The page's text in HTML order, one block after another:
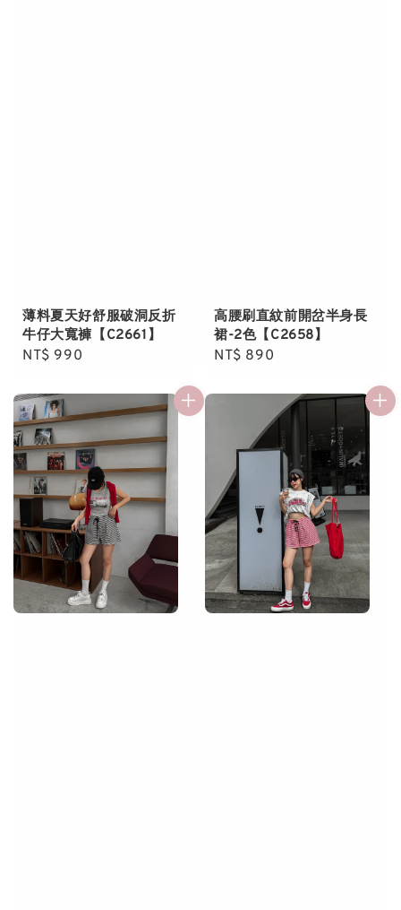
薄料夏天好舒服破洞反折
牛仔大寬褲【C2661】
Regular
NT$ 990
高腰刷直紋前開岔半身長
裙-2色【C2658】
Regular
NT$ 890